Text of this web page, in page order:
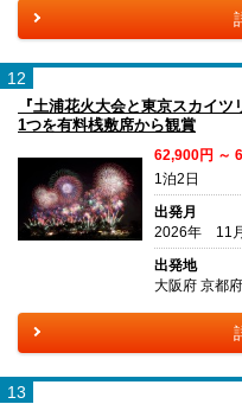
12
『土浦花火大会と東京スカイ
1つを有料桟敷席から観賞
62,900円 ～
1泊2日
出発月
2026年 11
出発地
大阪府 京都府
13